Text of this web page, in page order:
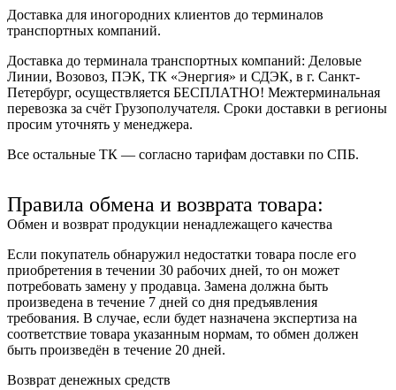
Доставка для иногородних клиентов до терминалов
транспортных компаний.
Доставка до терминала транспортных компаний: Деловые
Линии, Возовоз, ПЭК, ТК «Энергия» и СДЭК, в г. Санкт-
Петербург, осуществляется БЕСПЛАТНО! Межтерминальная
перевозка за счёт Грузополучателя. Сроки доставки в регионы
просим уточнять у менеджера.
Все остальные ТК — согласно тарифам доставки по СПБ.
Правила обмена и возврата товара:
Обмен и возврат продукции ненадлежащего качества
Если покупатель обнаружил недостатки товара после его
приобретения в течении 30 рабочих дней, то он может
потребовать замену у продавца. Замена должна быть
произведена в течение 7 дней со дня предъявления
требования. В случае, если будет назначена экспертиза на
соответствие товара указанным нормам, то обмен должен
быть произведён в течение 20 дней.
Возврат денежных средств